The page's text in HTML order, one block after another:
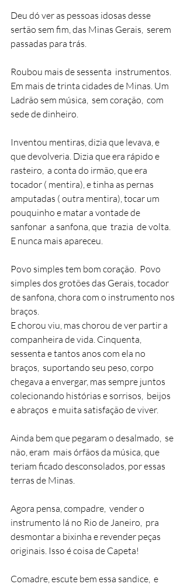
Deu dó ver as pessoas idosas desse
sertão sem fim, das Minas Gerais,  serem
passadas para trás.
Roubou mais de sessenta  instrumentos.
Em mais de trinta cidades de Minas. Um
Ladrão sem música,  sem coração,  com
sede de dinheiro.
Inventou mentiras, dizia que levava, e
que devolveria. Dizia que era rápido e
rasteiro,  a conta do irmão, que era
tocador ( mentira), e tinha as pernas
amputadas ( outra mentira), tocar um
pouquinho e matar a vontade de
sanfonar  a sanfona, que  trazia  de volta.
E nunca mais apareceu.
Povo simples tem bom coração.  Povo
simples dos grotões das Gerais, tocador
de sanfona, chora com o instrumento nos
braços.
E chorou viu, mas chorou de ver partir a
companheira de vida. Cinquenta,
sessenta e tantos anos com ela no
braços,  suportando seu peso, corpo
chegava a envergar, mas sempre juntos
colecionando histórias e sorrisos,  beijos
e abraços  e muita satisfação de viver.
Ainda bem que pegaram o desalmado,  se
não, eram  mais órfãos da música, que
teriam ficado desconsolados, por essas
terras de Minas.
Agora pensa, compadre,  vender o
instrumento lá no Rio de Janeiro,  pra
desmontar a bixinha e revender peças
originais. Isso é coisa de Capeta!
Comadre, escute bem essa sandice,  e